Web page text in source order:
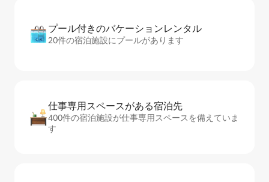
プール付きのバ⁠ケ⁠ー⁠シ⁠ョ⁠ンレ⁠ン⁠タ⁠ル
20件の宿泊施設にプールがあります
仕事専用ス⁠ペ⁠ー⁠スがあ⁠る宿⁠泊⁠先
400件の宿泊施設が仕事専用スペースを備えていま
す